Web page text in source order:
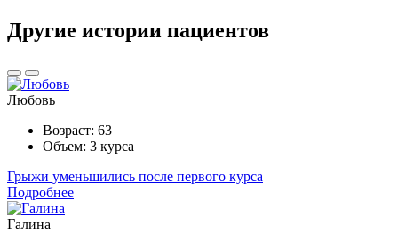
Другие истории пациентов
Любовь
Возраст: 63
Объем: 3 курса
Грыжи уменьшились после первого курса
Подробнее
Галина